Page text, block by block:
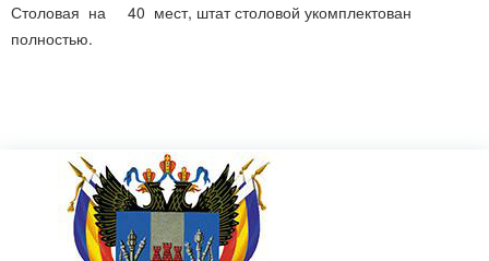
Столовая на 40 мест, штат столовой укомплектован
полностью.